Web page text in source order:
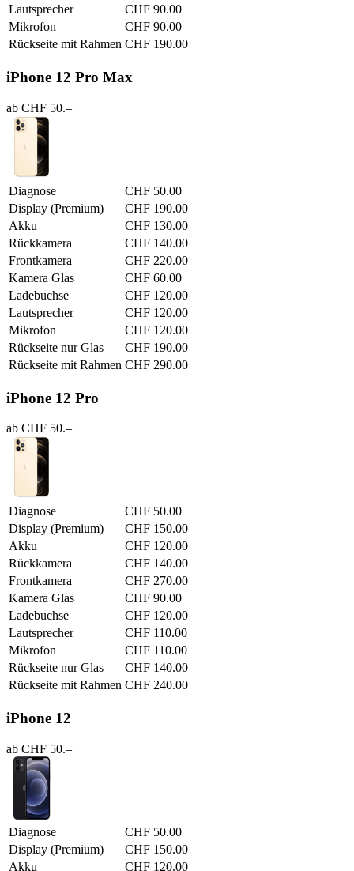
Lautsprecher
CHF 90.00
Mikrofon
CHF 90.00
Rückseite mit Rahmen CHF 190.00
iPhone 12 Pro Max
ab CHF 50.–
Diagnose
CHF 50.00
Display (Premium)
CHF 190.00
Akku
CHF 130.00
Rückkamera
CHF 140.00
Frontkamera
CHF 220.00
Kamera Glas
CHF 60.00
Ladebuchse
CHF 120.00
Lautsprecher
CHF 120.00
Mikrofon
CHF 120.00
Rückseite nur Glas
CHF 190.00
Rückseite mit Rahmen CHF 290.00
iPhone 12 Pro
ab CHF 50.–
Diagnose
CHF 50.00
Display (Premium)
CHF 150.00
Akku
CHF 120.00
Rückkamera
CHF 140.00
Frontkamera
CHF 270.00
Kamera Glas
CHF 90.00
Ladebuchse
CHF 120.00
Lautsprecher
CHF 110.00
Mikrofon
CHF 110.00
Rückseite nur Glas
CHF 140.00
Rückseite mit Rahmen CHF 240.00
iPhone 12
ab CHF 50.–
Diagnose
CHF 50.00
Display (Premium)
CHF 150.00
Akku
CHF 120.00